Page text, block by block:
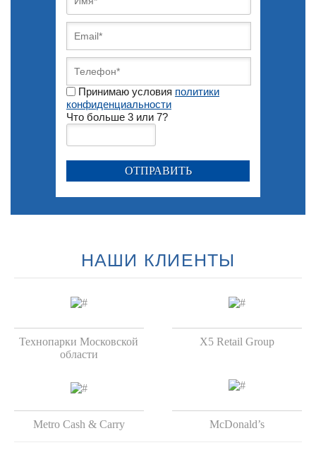
Принимаю условия политики
конфиденциальности
Что больше 3 или 7?
НАШИ КЛИЕНТЫ
Технопарки Московской
области
X5 Retail Group
Metro Cash & Carry McDonald’s